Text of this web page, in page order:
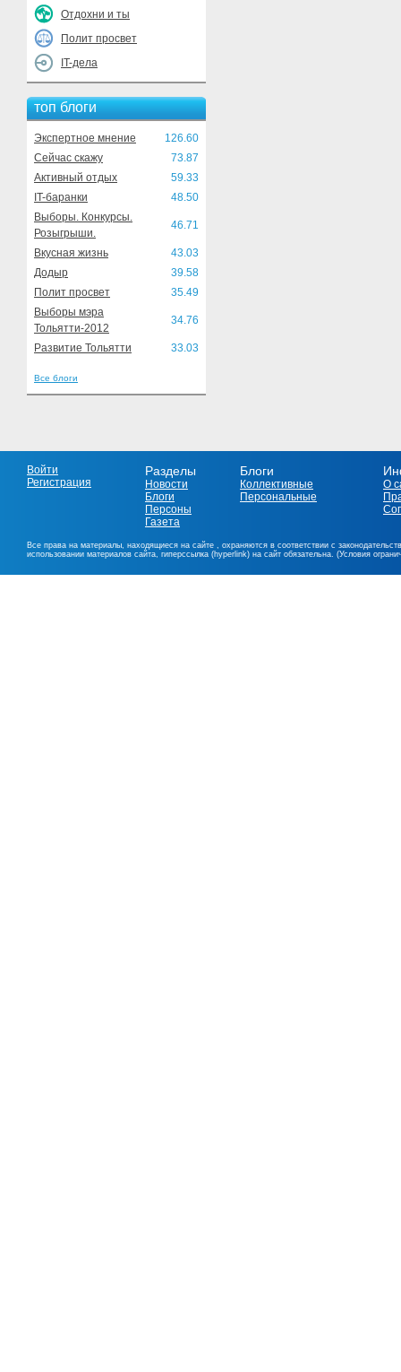
Отдохни и ты
Полит просвет
IT-дела
топ блоги
Экспертное мнение
126.60
Сейчас скажу
73.87
Активный отдых
59.33
IT-баранки
48.50
Выборы. Конкурсы.
Розыгрыши.
46.71
Вкусная жизнь
43.03
Додыр
39.58
Полит просвет
35.49
Выборы мэра
Тольятти-2012
34.76
Развитие Тольятти 33.03
Все блоги
Войти
Регистрация
Разделы
Новости
Блоги
Персоны
Газета
Блоги
Коллективные
Персональные
О
Все права на материалы, находящиеся на сайте , охраняются в соответствии с
использовании материалов сайта, гиперссылка (hyperlink) на сайт обязательна. (Условия